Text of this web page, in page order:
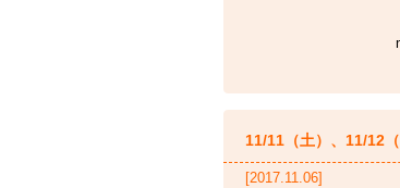
11/11（土）、11/12
[2017.11.06]